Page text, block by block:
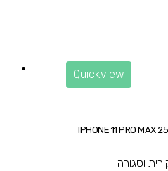
Quickview
וסגורה